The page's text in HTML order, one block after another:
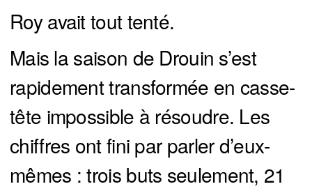
Roy avait tout tenté.
Mais la saison de Drouin s’est
rapidement transformée en casse-
tête impossible à résoudre. Les
chiffres ont fini par parler d’eux-
mêmes : trois buts seulement, 21